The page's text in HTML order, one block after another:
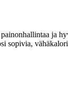
sopivia,